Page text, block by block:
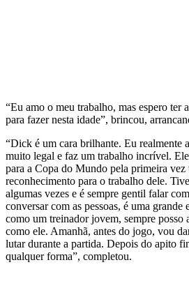
“Eu amo o meu trabalho, mas espero ter
para fazer nesta idade”, brincou,
“Dick é um cara brilhante. Eu realmente
muito legal e faz um trabalho incrível.
para a Copa do Mundo pela primeira vez
reconhecimento para o trabalho dele.
algumas vezes e é sempre gentil falar
conversar com as pessoas, é uma grande
como um treinador jovem, sempre posso
como ele. Amanhã, antes do jogo, vou
lutar durante a partida. Depois do apito
qualquer forma”, completou.